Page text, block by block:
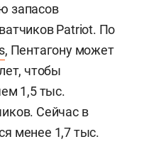
запасов
Patriot. По
, Пентагону может
чтобы
1,5 тыс.
Сейчас в
менее 1,7 тыс.